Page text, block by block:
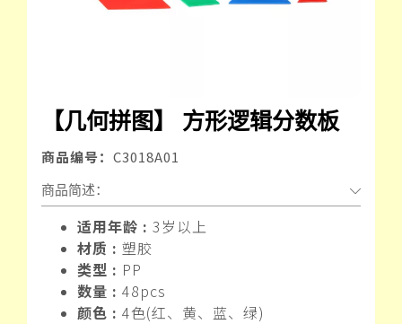
【几何拼图】 方形逻辑分数板
商品编号： C3018A01
商品简述：
适用年龄 : 3岁以上
材质 : 塑胶
类型 : PP
数量 : 48pcs
颜色 : 4色(红、黄、蓝、绿)